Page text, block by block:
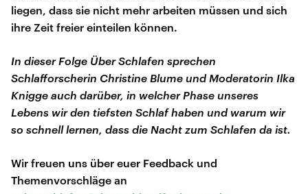
liegen, dass sie nicht mehr arbeiten müssen und sich
ihre Zeit freier einteilen können.
In dieser Folge Über Schlafen sprechen
Schlafforscherin Christine Blume und Moderatorin Ilka
Knigge auch darüber, in welcher Phase unseres
Lebens wir den tiefsten Schlaf haben und warum wir
so schnell lernen, dass die Nacht zum Schlafen da ist.
Wir freuen uns über euer Feedback und
Themenvorschläge an